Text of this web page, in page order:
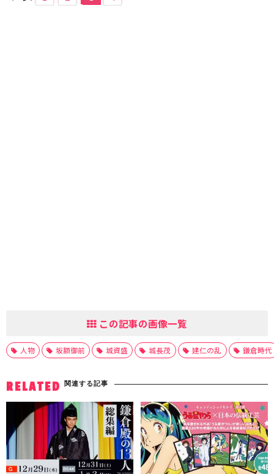
この記事の画像一覧
人物 坂額御前 城資盛 城長茂 建仁の乱 鎌倉時代
RELATED 関連する記事